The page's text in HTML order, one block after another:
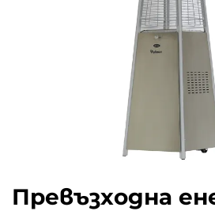
Превъзходна